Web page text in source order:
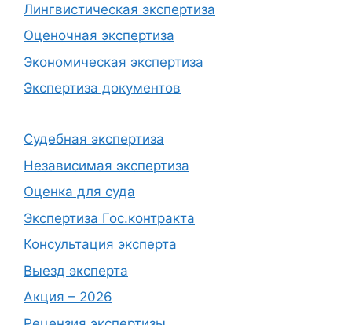
Лингвистическая экспертиза
Оценочная экспертиза
Экономическая экспертиза
Экспертиза документов
Судебная экспертиза
Независимая экспертиза
Оценка для суда
Экспертиза Гос.контракта
Консультация эксперта
Выезд эксперта
Акция – 2026